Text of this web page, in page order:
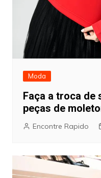
Moda
Faça a troca de
peças de
Encontre Rapido